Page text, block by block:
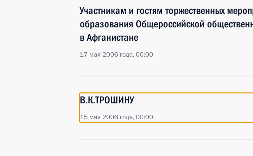
Участникам и гостям торжественных
образования Общероссийской
в Афганистане
17 мая 2006 года, 00:00
В.К.ТРОШИНУ
15 мая 2006 года, 00:00